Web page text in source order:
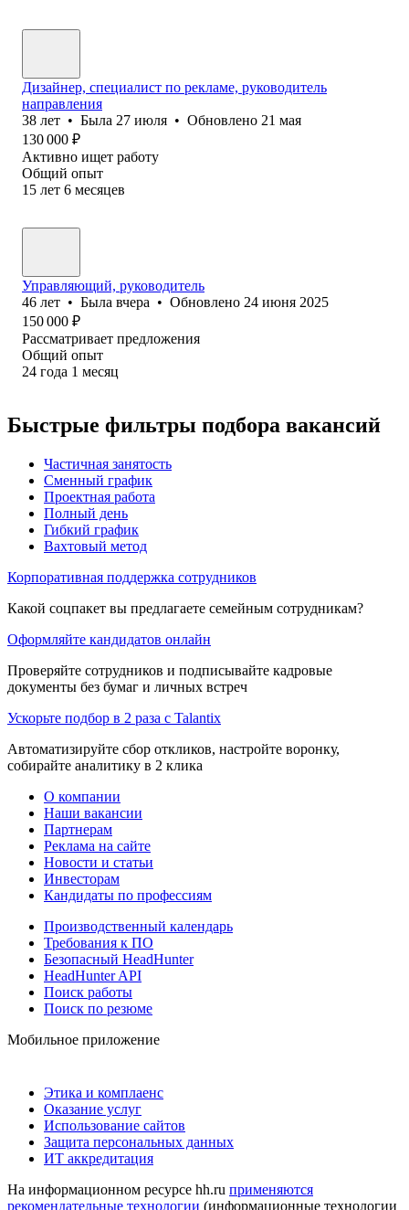
Дизайнер, специалист по рекламе, руководитель
направления
38 лет • Была 27 июля • Обновлено 21 мая
130 000 ₽
Активно ищет работу
Общий опыт
15 лет 6 месяцев
Управляющий, руководитель
46 лет • Была вчера • Обновлено 24 июня 2025
150 000 ₽
Рассматривает предложения
Общий опыт
24 года 1 месяц
Быстрые фильтры подбора вакансий
Частичная занятость
Сменный график
Проектная работа
Полный день
Гибкий график
Вахтовый метод
Корпоративная поддержка сотрудников
Какой соцпакет вы предлагаете семейным сотрудникам?
Оформляйте кандидатов онлайн
Проверяйте сотрудников и подписывайте кадровые
документы без бумаг и личных встреч
Ускорьте подбор в 2 раза с Talantix
Автоматизируйте сбор откликов, настройте воронку,
собирайте аналитику в 2 клика
О компании
Наши вакансии
Партнерам
Реклама на сайте
Новости и статьи
Инвесторам
Кандидаты по профессиям
Производственный календарь
Требования к ПО
Безопасный HeadHunter
HeadHunter API
Поиск работы
Поиск по резюме
Мобильное приложение
Этика и комплаенс
Оказание услуг
Использование сайтов
Защита персональных данных
ИТ аккредитация
На информационном ресурсе hh.ru применяются
рекомендательные технологии (информационные технологии